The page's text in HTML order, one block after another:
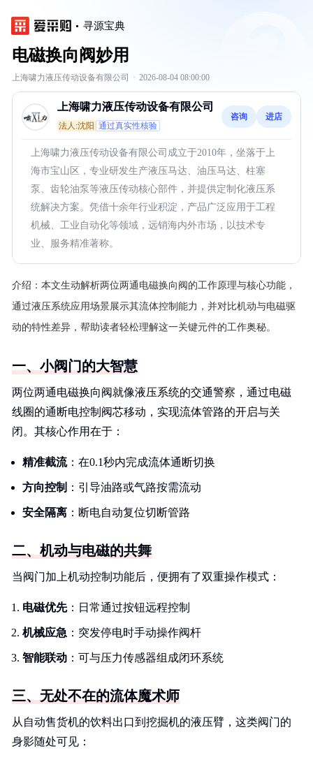
寻源宝典
电磁换向阀妙用
上海啸力液压传动设备有限公司 · 2026-08-04 08:00:00
上海啸力液压传动设备有限公司
法人:沈阳 通过真实性核验
咨询 进店
上海啸力液压传动设备有限公司成立于2010年，坐落于上
海市宝山区，专业研发生产液压马达、油压马达、柱塞
泵、齿轮油泵等液压传动核心部件，并提供定制化液压系
统解决方案。凭借十余年行业积淀，产品广泛应用于工程
机械、工业自动化等领域，远销海内外市场，以技术专
业、服务精准著称。
介绍： 本文生动解析两位两通电磁换向阀的工作原理与核心功能，
通过液压系统应用场景展示其流体控制能力，并对比机动与电磁驱
动的特性差异，帮助读者轻松理解这一关键元件的工作奥秘。
一、小阀门的大智慧
两位两通电磁换向阀就像液压系统的交通警察，通过电磁
线圈的通断电控制阀芯移动，实现流体管路的开启与关
闭。其核心作用在于：
精准截流：在0.1秒内完成流体通断切换
方向控制 ：引导油路或气路按需流动
安全隔离 ：断电自动复位切断管路
二、机动与电磁的共舞
当阀门加上机动控制功能后，便拥有了双重操作模式：
电磁优先：日常通过按钮远程控制
机械应急 ：突发停电时手动操作阀杆
智能联动 ：可与压力传感器组成闭环系统
三、无处不在的流体魔术师
从自动售货机的饮料出口到挖掘机的液压臂，这类阀门的
身影随处可见：